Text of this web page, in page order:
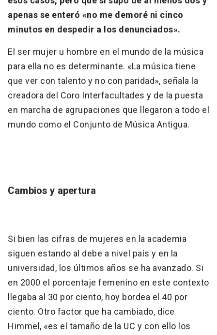
apenas se enteró «no me demoré ni cinco
minutos en despedir a los denunciados».
El ser mujer u hombre en el mundo de la música
para ella no es determinante. «La música tiene
que ver con talento y no con paridad», señala la
creadora del Coro Interfacultades y de la puesta
en marcha de agrupaciones que llegaron a todo el
mundo como el Conjunto de Música Antigua.
Cambios y apertura
Si bien las cifras de mujeres en la academia
siguen estando al debe a nivel país y en la
universidad, los últimos años se ha avanzado. Si
en 2000 el porcentaje femenino en este contexto
llegaba al 30 por ciento, hoy bordea el 40 por
ciento. Otro factor que ha cambiado, dice
Himmel, «es el tamaño de la UC y con ello los